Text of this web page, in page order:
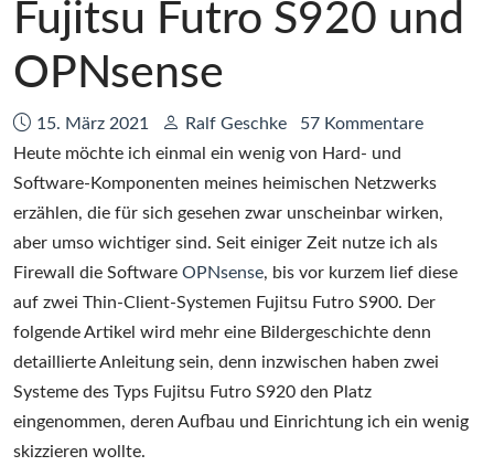
Fujitsu Futro S920 und
OPNsense
Datum:
15. März 2021 Autor:
Ralf Geschke
57 Kommentare
Heute möchte ich einmal ein wenig von Hard- und
Software-Komponenten meines heimischen Netzwerks
erzählen, die für sich gesehen zwar unscheinbar wirken,
aber umso wichtiger sind. Seit einiger Zeit nutze ich als
Firewall die Software OPNsense, bis vor kurzem lief diese
auf zwei Thin-Client-Systemen Fujitsu Futro S900. Der
folgende Artikel wird mehr eine Bildergeschichte denn
detaillierte Anleitung sein, denn inzwischen haben zwei
Systeme des Typs Fujitsu Futro S920 den Platz
eingenommen, deren Aufbau und Einrichtung ich ein wenig
skizzieren wollte.